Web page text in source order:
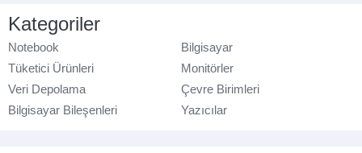
Kategoriler
Notebook
Bilgisayar
Tüketici Ürünleri
Monitörler
Veri Depolama
Çevre Birimleri
Bilgisayar Bileşenleri
Yazıcılar